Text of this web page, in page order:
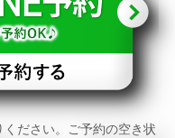
ださい。ご予約の空き状